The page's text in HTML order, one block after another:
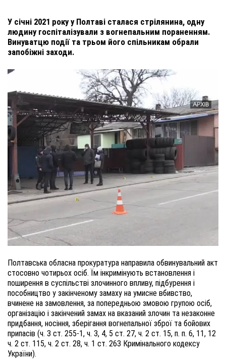
У січні 2021 року у Полтаві сталася стрілянина, одну
людину госпіталізували з вогнепальним пораненням.
Винуватцю події та трьом його спільникам обрали
запобіжні заходи.
Полтавська обласна прокуратура направила обвинувальний акт
стосовно чотирьох осіб. Їм інкримінують встановлення і
поширення в суспільстві злочинного впливу, підбурення і
пособництво у закінченому замаху на умисне вбивство,
вчинене на замовлення, за попередньою змовою групою осіб,
організацію і закінчений замах на вказаний злочин та незаконне
придбання, носіння, зберігання вогнепальної зброї та бойових
припасів (ч. 3 ст. 255-1, ч. 3, 4, 5 ст. 27, ч. 2 ст. 15, п. п. 6, 11, 12
ч. 2 ст. 115, ч. 2 ст. 28, ч. 1 ст. 263 Кримінального кодексу
України).